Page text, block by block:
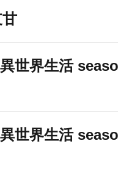
世界生活
世界生活